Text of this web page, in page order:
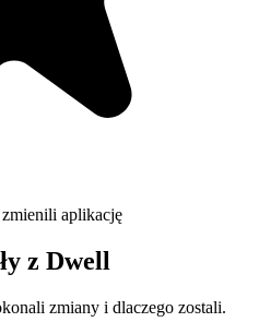
aplikację
z Dwell
zmiany i dlaczego zostali.